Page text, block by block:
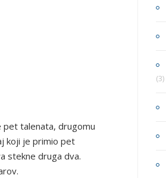
pet talenata, drugomu
koji je primio pet
stekne druga dva.
(3)